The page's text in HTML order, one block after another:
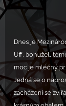
Dnes je
Uff, bohužel,
moc je mléčný
Jedná se o
zacházení se